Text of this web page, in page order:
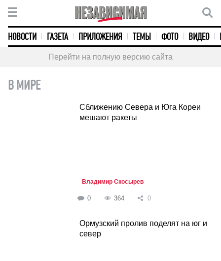
НОВОСТИ ГАЗЕТА ПРИЛОЖЕНИЯ ТЕМЫ ФОТО ВИДЕО
Перейти на полную версию сайта
В МИРЕ
Сближению Севера и Юга Кореи
мешают ракеты
Владимир Скосырев
0 364 0
Ормузский пролив поделят на юг и
север